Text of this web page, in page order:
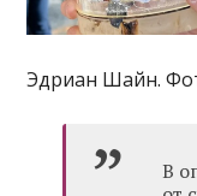
Эдриан Шайн.
В